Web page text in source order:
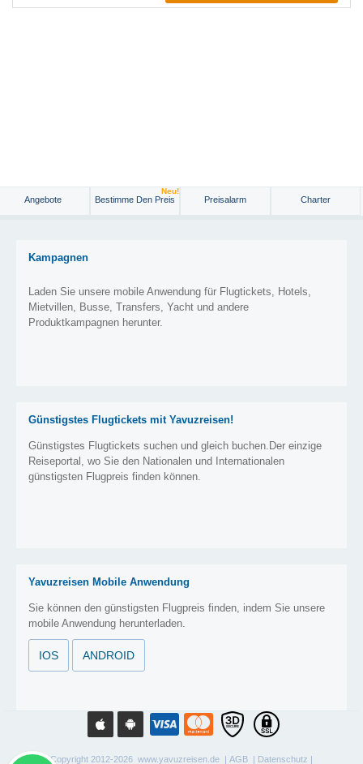
Angebote Bestimme Den Preis
Neu!
Preisalarm Charter
Kampagnen
Laden Sie unsere mobile Anwendung für Flugtickets, Hotels,
Mietvillen, Busse, Transfers, Yacht und andere
Produktkampagnen herunter.
Günstigstes Flugtickets mit Yavuzreisen!
Günstigstes Flugtickets suchen und gleich buchen.Der einzige
Reiseportal, wo Sie den Nationalen und Internationalen
günstigsten Flugpreis finden können.
Yavuzreisen Mobile Anwendung
Sie können den günstigsten Flugpreis finden, indem Sie unsere
mobile Anwendung herunterladen.
IOS ANDROID
Copyright 2012-2026 www.yavuzreisen.de | AGB Datenschutz